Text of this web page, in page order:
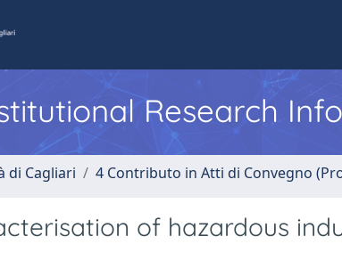
Research
di Cagliari 4 Contributo in Atti di Convegno
of hazardous